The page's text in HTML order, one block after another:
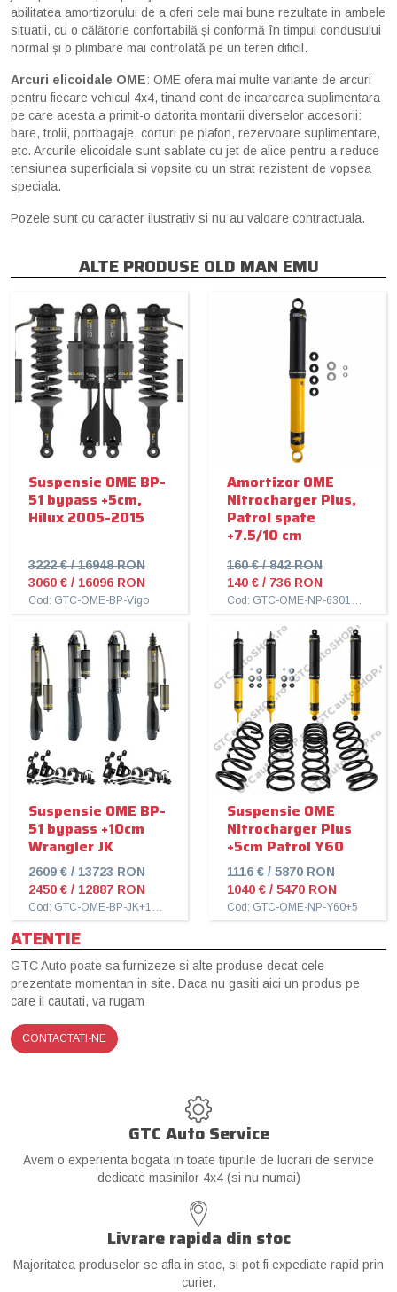
abilitatea amortizorului de a oferi cele mai bune rezultate in ambele
situatii, cu o călătorie confortabilă și conformă în timpul condusului
normal și o plimbare mai controlată pe un teren dificil.
Arcuri elicoidale OME: OME ofera mai multe variante de arcuri
pentru fiecare vehicul 4x4, tinand cont de incarcarea suplimentara
pe care acesta a primit-o datorita montarii diverselor accesorii:
bare, trolii, portbagaje, corturi pe plafon, rezervoare suplimentare,
etc. Arcurile elicoidale sunt sablate cu jet de alice pentru a reduce
tensiunea superficiala si vopsite cu un strat rezistent de vopsea
speciala.
Pozele sunt cu caracter ilustrativ si nu au valoare contractuala.
ALTE PRODUSE OLD MAN EMU
Suspensie OME BP-
51 bypass +5cm,
Hilux 2005-2015
3222 € / 16948 RON
3060 € / 16096 RON
Cod: GTC-OME-BP-Vigo
Amortizor OME
Nitrocharger Plus,
Patrol spate
+7.5/10 cm
160 € / 842 RON
140 € / 736 RON
Cod: GTC-OME-NP-63015L-Patrol
Suspensie OME BP-
51 bypass +10cm
Wrangler JK
2609 € / 13723 RON
2450 € / 12887 RON
Cod: GTC-OME-BP-JK+10cm
Suspensie OME
Nitrocharger Plus
+5cm Patrol Y60
1116 € / 5870 RON
1040 € / 5470 RON
Cod: GTC-OME-NP-Y60+5
ATENTIE
GTC Auto poate sa furnizeze si alte produse decat cele
prezentate momentan in site. Daca nu gasiti aici un produs pe
care il cautati, va rugam
CONTACTATI-NE
GTC Auto Service
Avem o experienta bogata in toate tipurile de lucrari de service
dedicate masinilor 4x4 (si nu numai)
Livrare rapida din stoc
Majoritatea produselor se afla in stoc, si pot fi expediate rapid prin
curier.